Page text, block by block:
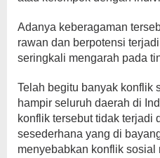
Adanya keberagaman
rawan dan berpotensi
seringkali mengarah pada
Telah begitu banyak konflik
hampir seluruh daerah di
konflik tersebut tidak terjadi
sesederhana yang di
menyebabkan konflik sosial